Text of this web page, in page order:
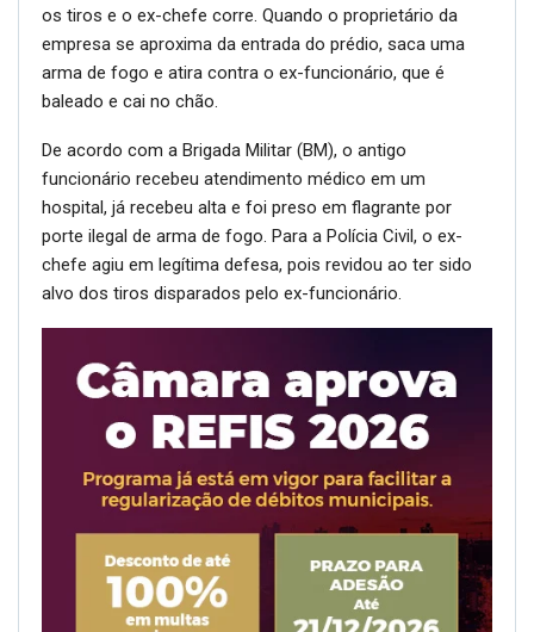
os tiros e o ex-chefe corre. Quando o proprietário da
empresa se aproxima da entrada do prédio, saca uma
arma de fogo e atira contra o ex-funcionário, que é
baleado e cai no chão.
De acordo com a Brigada Militar (BM), o antigo
funcionário recebeu atendimento médico em um
hospital, já recebeu alta e foi preso em flagrante por
porte ilegal de arma de fogo. Para a Polícia Civil, o ex-
chefe agiu em legítima defesa, pois revidou ao ter sido
alvo dos tiros disparados pelo ex-funcionário.